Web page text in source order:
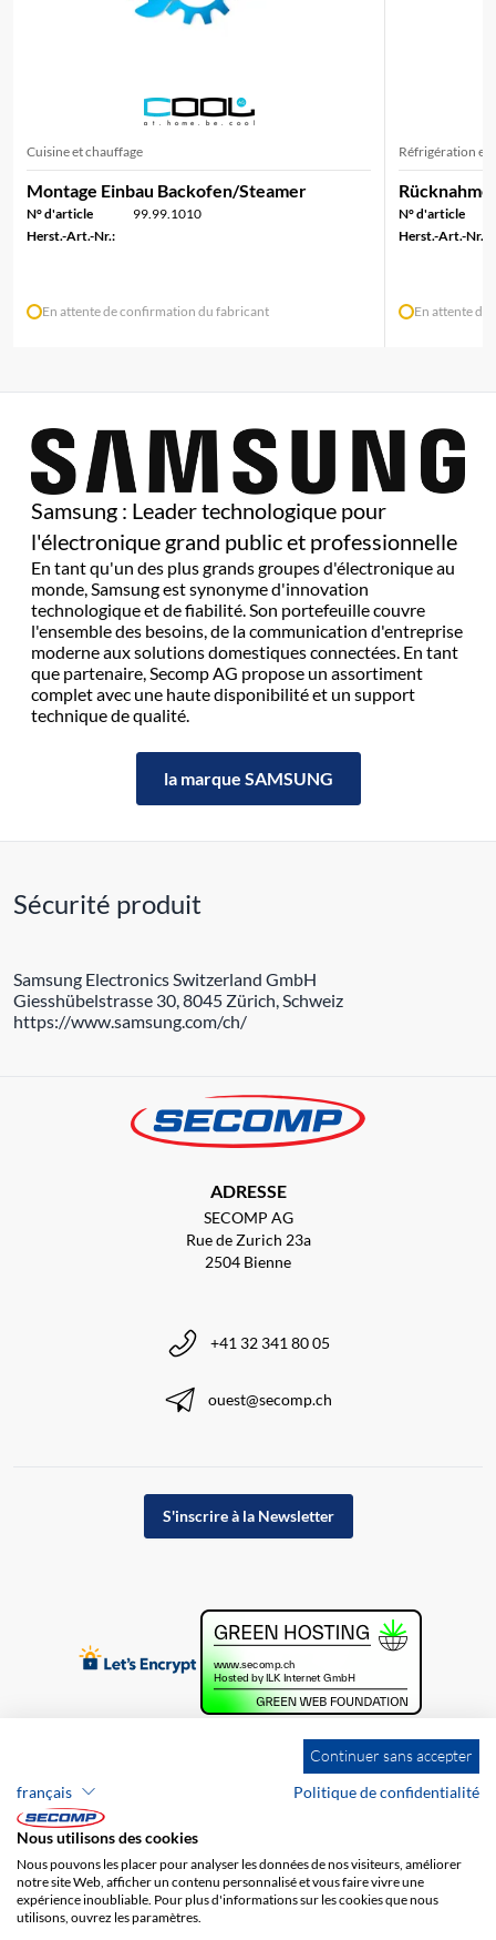
Cuisine et chauffage
Montage Einbau Backofen/Steamer
N° d'article
99.99.1010
Herst.-Art.-Nr.:
En attente de confirmation du fabricant
Réfrigération et
N° d'article
Herst.-Art.-Nr.:
En attente
Samsung : Leader technologique pour
l'électronique grand public et professionnelle
En tant qu'un des plus grands groupes d'électronique au
monde, Samsung est synonyme d'innovation
technologique et de fiabilité. Son portefeuille couvre
l'ensemble des besoins, de la communication d'entreprise
moderne aux solutions domestiques connectées. En tant
que partenaire, Secomp AG propose un assortiment
complet avec une haute disponibilité et un support
technique de qualité.
la marque SAMSUNG
Sécurité produit
Samsung Electronics Switzerland GmbH
Giesshübelstrasse 30, 8045 Zürich, Schweiz
https://www.samsung.com/ch/
ADRESSE
SECOMP AG
Rue de Zurich 23a
2504 Bienne
+41 32 341 80 05
ouest@secomp.ch
S'inscrire à la Newsletter
Brands
Continuer sans accepter
français
Politique de confidentialité
Nous utilisons des cookies
Nous pouvons les placer pour analyser les données de nos visiteurs, améliorer
notre site Web, afficher un contenu personnalisé et vous faire vivre une
expérience inoubliable. Pour plus d'informations sur les cookies que nous
utilisons, ouvrez les paramètres.